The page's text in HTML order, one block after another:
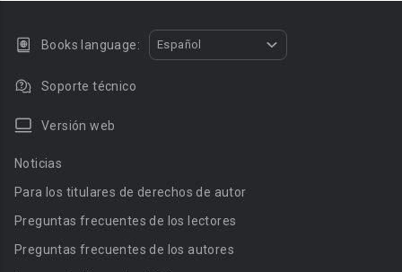
Books language: Español
Soporte técnico
Versión web
Noticias
Para los titulares de derechos de autor
Preguntas frecuentes de los lectores
Preguntas frecuentes de los autores